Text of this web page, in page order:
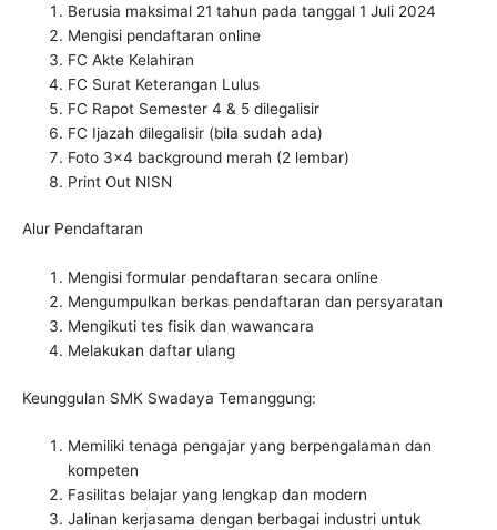
Berusia maksimal 21 tahun pada tanggal 1 Juli 2024
Mengisi pendaftaran online
FC Akte Kelahiran
FC Surat Keterangan Lulus
FC Rapot Semester 4 & 5 dilegalisir
FC Ijazah dilegalisir (bila sudah ada)
Foto 3×4 background merah (2 lembar)
Print Out NISN
Alur Pendaftaran
Mengisi formular pendaftaran secara online
Mengumpulkan berkas pendaftaran dan persyaratan
Mengikuti tes fisik dan wawancara
Melakukan daftar ulang
Keunggulan SMK Swadaya Temanggung:
Memiliki tenaga pengajar yang berpengalaman dan
kompeten
Fasilitas belajar yang lengkap dan modern
Jalinan kerjasama dengan berbagai industri untuk